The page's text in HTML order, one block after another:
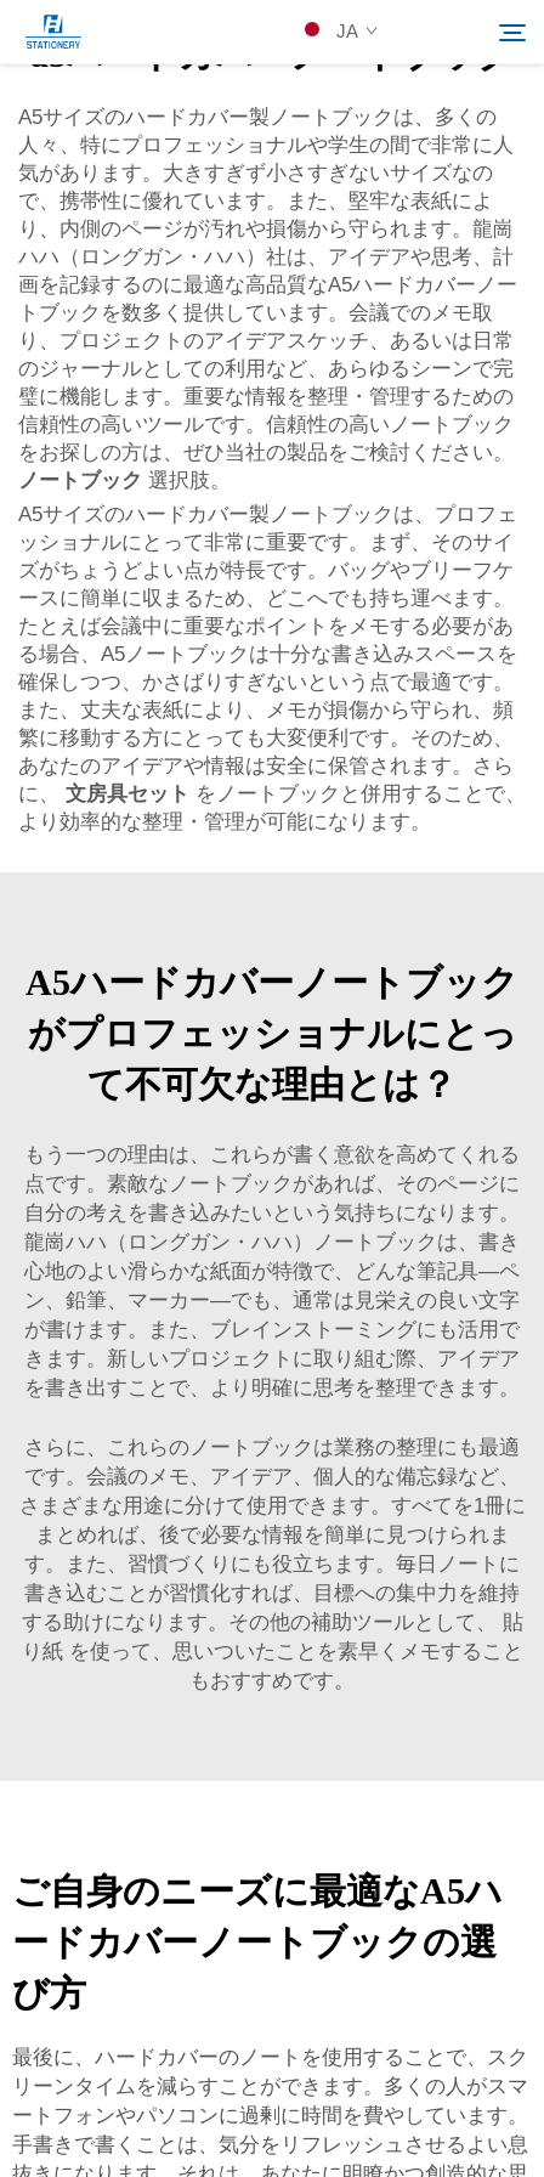
JA
製品
会社概要
カスタムソリューション
リソース
Kontakuto Us
検索
a5ハードカバーノートブック
A5サイズのハードカバー製ノートブックは、多くの
人々、特にプロフェッショナルや学生の間で非常に人
気があります。大きすぎず小さすぎないサイズなの
で、携帯性に優れています。また、堅牢な表紙によ
り、内側のページが汚れや損傷から守られます。龍崗
ハハ（ロングガン・ハハ）社は、アイデアや思考、計
画を記録するのに最適な高品質なA5ハードカバーノー
トブックを数多く提供しています。会議でのメモ取
り、プロジェクトのアイデアスケッチ、あるいは日常
のジャーナルとしての利用など、あらゆるシーンで完
璧に機能します。重要な情報を整理・管理するための
信頼性の高いツールです。信頼性の高いノートブック
をお探しの方は、ぜひ当社の製品をご検討ください。
ノートブック 選択肢。
A5サイズのハードカバー製ノートブックは、プロフェ
ッショナルにとって非常に重要です。まず、そのサイ
ズがちょうどよい点が特長です。バッグやブリーフケ
ースに簡単に収まるため、どこへでも持ち運べます。
たとえば会議中に重要なポイントをメモする必要があ
る場合、A5ノートブックは十分な書き込みスペースを
確保しつつ、かさばりすぎないという点で最適です。
また、丈夫な表紙により、メモが損傷から守られ、頻
繁に移動する方にとっても大変便利です。そのため、
あなたのアイデアや情報は安全に保管されます。さら
に、 文房具セット をノートブックと併用することで、
より効率的な整理・管理が可能になります。
A5ハードカバーノートブック
がプロフェッショナルにとっ
て不可欠な理由とは？
もう一つの理由は、これらが書く意欲を高めてくれる
点です。素敵なノートブックがあれば、そのページに
自分の考えを書き込みたいという気持ちになります。
龍崗ハハ（ロングガン・ハハ）ノートブックは、書き
心地のよい滑らかな紙面が特徴で、どんな筆記具—ペ
ン、鉛筆、マーカー—でも、通常は見栄えの良い文字
が書けます。また、ブレインストーミングにも活用で
きます。新しいプロジェクトに取り組む際、アイデア
を書き出すことで、より明確に思考を整理できます。
さらに、これらのノートブックは業務の整理にも最適
です。会議のメモ、アイデア、個人的な備忘録など、
さまざまな用途に分けて使用できます。すべてを1冊に
まとめれば、後で必要な情報を簡単に見つけられま
す。また、習慣づくりにも役立ちます。毎日ノートに
書き込むことが習慣化すれば、目標への集中力を維持
する助けになります。その他の補助ツールとして、 貼
り紙 を使って、思いついたことを素早くメモすること
もおすすめです。
ご自身のニーズに最適なA5ハ
ードカバーノートブックの選
び方
最後に、ハードカバーのノートを使用することで、スク
リーンタイムを減らすことができます。多くの人がスマ
ートフォンやパソコンに過剰に時間を費やしています。
手書きで書くことは、気分をリフレッシュさせるよい息